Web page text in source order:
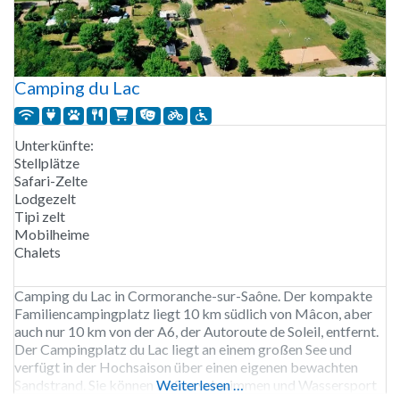
Camping du Lac
Unterkünfte:
Stellplätze
Safari-Zelte
Lodgezelt
Tipi zelt
Mobilheime
Chalets
Camping du Lac in Cormoranche-sur-Saône. Der kompakte
Familiencampingplatz liegt 10 km südlich von Mâcon, aber
auch nur 10 km von der A6, der Autoroute de Soleil, entfernt.
Der Campingplatz du Lac liegt an einem großen See und
verfügt in der Hochsaison über einen eigenen bewachten
Sandstrand. Sie können im See schwimmen und Wassersport
Weiterlesen …